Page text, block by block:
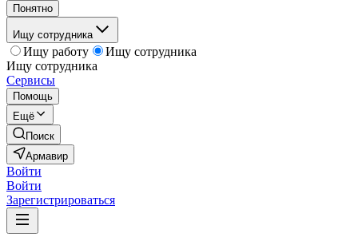
Понятно
Ищу сотрудника
Ищу работу
Ищу сотрудника
Ищу сотрудника
Сервисы
Помощь
Ещё
Поиск
Армавир
Войти
Войти
Зарегистрироваться